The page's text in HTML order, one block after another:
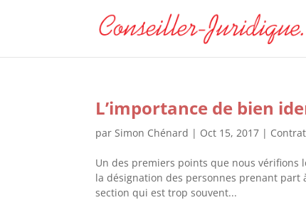
L’importance de bien
parSimon Chénard | Oct 15, 2017 |
Un des premiers points que nous vérifions
la désignation des personnes prenant part
section qui est trop souvent...